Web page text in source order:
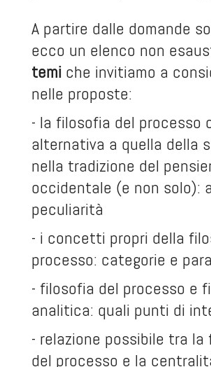
A partire dalle domande
ecco un elenco non
temiche invitiamo a
nelle proposte:
- la filosofia del processo
alternativa a quella della
nella tradizione del
occidentale (e non solo):
peculiarità
- i concetti propri della
processo: categorie e
- filosofia del processo e
analitica: quali punti di
- relazione possibile tra la
del processo e la